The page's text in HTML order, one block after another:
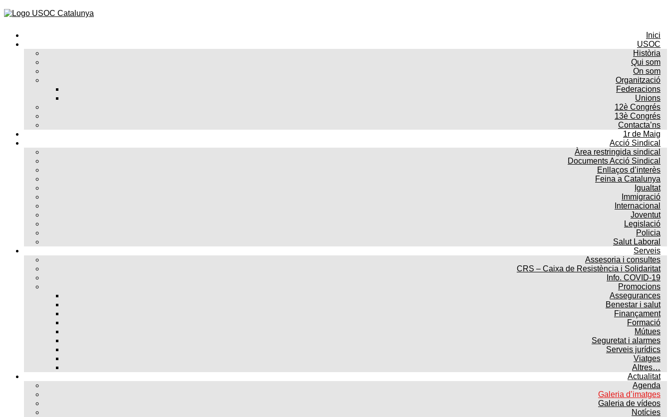
Inici
USOC
Història
Qui som
On som
Organització
Federacions
Unions
12è Congrés
13è Congrés
Contacta’ns
1r de Maig
Acció Sindical
Àrea restringida sindical
Documents Acció Sindical
Enllaços d’interès
Feina a Catalunya
Igualtat
Immigració
Internacional
Joventut
Legislació
Policia
Salut Laboral
Serveis
Assesoria i consultes
CRS – Caixa de Resistència i Solidaritat
Info. COVID-19
Promocions
Assegurances
Benestar i salut
Finançament
Formació
Mútues
Seguretat i alarmes
Serveis jurídics
Viatges
Altres…
Actualitat
Agenda
Galeria d’imatges
Galeria de vídeos
Notícies